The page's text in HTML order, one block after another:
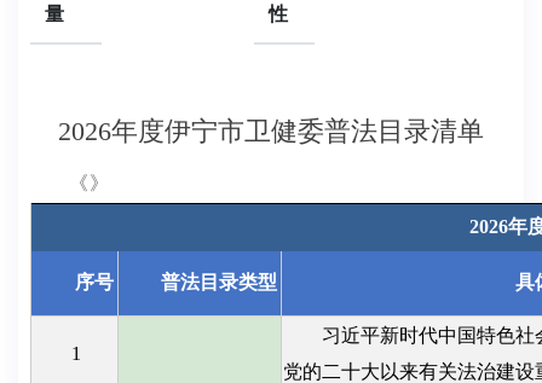
量
性
2026年度伊宁市卫健委普法目录清单
《》
2026年
序号 普法目录类型 具
1
习近平新时代中国特色
党的二十大以来有关法治建设